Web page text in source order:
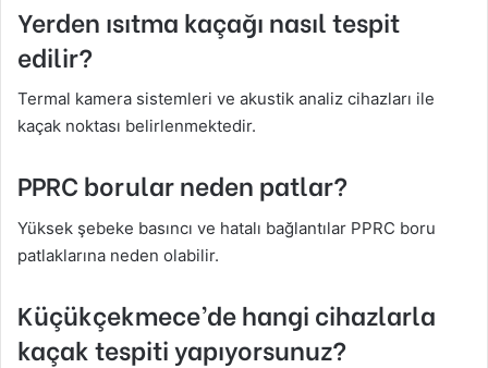
Yerden ısıtma kaçağı nasıl tespit
edilir?
Termal kamera sistemleri ve akustik analiz cihazları ile
kaçak noktası belirlenmektedir.
PPRC borular neden patlar?
Yüksek şebeke basıncı ve hatalı bağlantılar PPRC boru
patlaklarına neden olabilir.
Küçükçekmece’de hangi cihazlarla
kaçak tespiti yapıyorsunuz?